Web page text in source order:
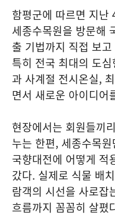
함평군에 따르면 지난
세종수목원을 방문해
출 기법까지 직접 보
특히 전국 최대의 도
과 사계절 전시온실,
면서 새로운 아이디어
현장에서는 회원들끼
누는 한편, 세종수목
국향대전에 어떻게 적
갔다. 실제로 식물 배
람객의 시선을 사로잡
흐름까지 꼼꼼히 살폈